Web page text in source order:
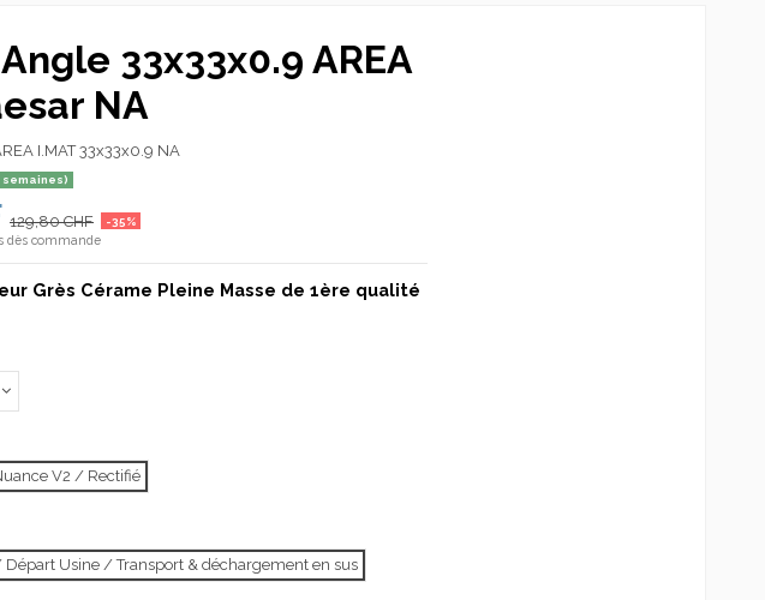
33x33x0.9 AREA
NA
I.MAT 33x33x0.9 NA
semaines)
129,80 CHF -35%
dès commande
Grès Cérame Pleine Masse de 1ère qualité
V2 / Rectifié
Départ Usine / Transport & déchargement en sus